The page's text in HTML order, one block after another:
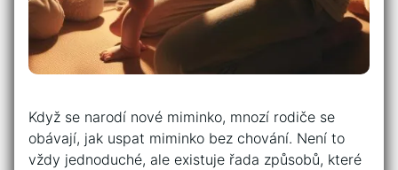
Když se narodí nové miminko, mnozí rodiče se
obávají, jak uspat miminko bez chování. Není to
vždy jednoduché, ale existuje řada způsobů, které